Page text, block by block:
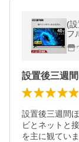
(
フ
ル
設置後三週間
ビとネットと
を主に観ていま